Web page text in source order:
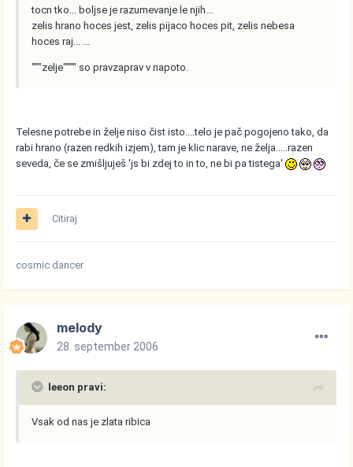
tocn tko... boljse je razumevanje le njih...
zelis hrano hoces jest, zelis pijaco hoces pit, zelis nebesa
hoces raj... ...
"""zelje"""" so pravzaprav v napoto.
Telesne potrebe in želje niso čist isto....telo je pač pogojeno tako, da
rabi hrano (razen redkih izjem), tam je klic narave, ne želja.....razen
seveda, če se zmišljuješ 'js bi zdej to in to, ne bi pa tistega'
Citiraj
cosmic dancer
melody
28. september 2006
leeon pravi:
Vsak od nas je zlata ribica